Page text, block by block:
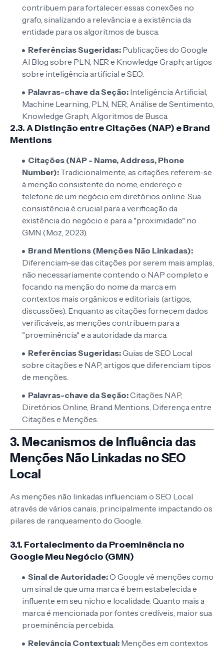
contribuem para fortalecer essas conexões no
grafo, sinalizando a relevância e a existência da
entidade para os algoritmos de busca.
Referências Sugeridas: Publicações do Google
AI Blog sobre PLN, NER e Knowledge Graph; artigos
sobre inteligência artificial e SEO.
Palavras-chave da Seção: Inteligência Artificial,
Machine Learning, PLN, NER, Análise de Sentimento,
Knowledge Graph, Algoritmos de Busca.
2.3. A Distinção entre Citações (NAP) e Brand
Mentions
Citações (NAP - Name, Address, Phone
Number): Tradicionalmente, as citações referem-se
à menção consistente do nome, endereço e
telefone de um negócio em diretórios online. Sua
consistência é crucial para a verificação da
existência do negócio e para a "proximidade" no
GMN (Moz, 2023).
Brand Mentions (Menções Não Linkadas):
Diferenciam-se das citações por serem mais amplas,
não necessariamente contendo o NAP completo e
focando na menção do nome da marca em
contextos mais orgânicos e editoriais (artigos,
discussões). Enquanto as citações fornecem dados
verificáveis, as menções contribuem para a
"proeminência" e a autoridade da marca.
Referências Sugeridas:Guias de SEO Local
sobre citações e NAP, artigos que diferenciam tipos
de menções.
Palavras-chave da Seção:Citações NAP,
Diretórios Online, Brand Mentions, Diferença entre
Citações e Menções.
3. Mecanismos de Influência das
Menções Não Linkadas no SEO
Local
As menções não linkadas influenciam o SEO Local
através de vários canais, principalmente impactando os
pilares de ranqueamento do Google.
3.1. Fortalecimento da Proeminência no
Google Meu Negócio (GMN)
Sinal de Autoridade:O Google vê menções como
um sinal de que uma marca é bem estabelecida e
influente em seu nicho e localidade. Quanto mais a
marca é mencionada por fontes credíveis, maior sua
proeminência percebida.
Relevância Contextual: Menções em contextos